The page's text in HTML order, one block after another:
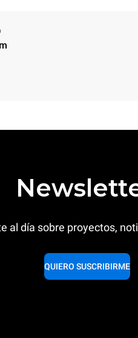
al día sobre proyectos,
QUIERO SUSCRIBIRME